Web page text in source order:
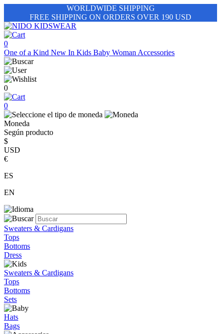
WORLDWIDE SHIPPING
FREE SHIPPING ON ORDERS OVER 190 USD
0
One of a Kind New In Kids Baby Woman Accessories
0
0
Moneda
Según producto
$
USD
€
ES
EN
Sweaters & Cardigans
Tops
Bottoms
Dress
Sweaters & Cardigans
Tops
Bottoms
Sets
Hats
Bags